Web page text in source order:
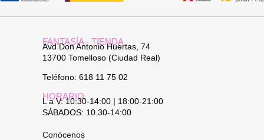
FANTASÍA - TIENDA
Avd Don Antonio Huertas, 74
13700 Tomelloso (Ciudad Real)
Teléfono: 618 11 75 02
HORARIO
L a V: 10:30-14:00 | 18:00-21:00
SÁBADOS: 10.30-14:00
Conócenos